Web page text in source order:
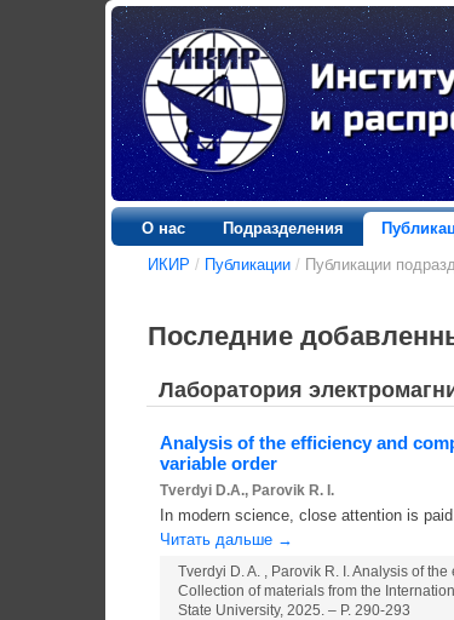
О нас Подразделения
ИКИР / Публикации / Публикации
Последние
Лаборатория
Analysis of the efficiency and
variable order
Tverdyi D.A., Parovik R. I.
In modern science, close attention is
Читать дальше →
Tverdyi D. A. , Parovik R. I. Analysis of
Collection of materials from the
State University, 2025. – P. 290-293